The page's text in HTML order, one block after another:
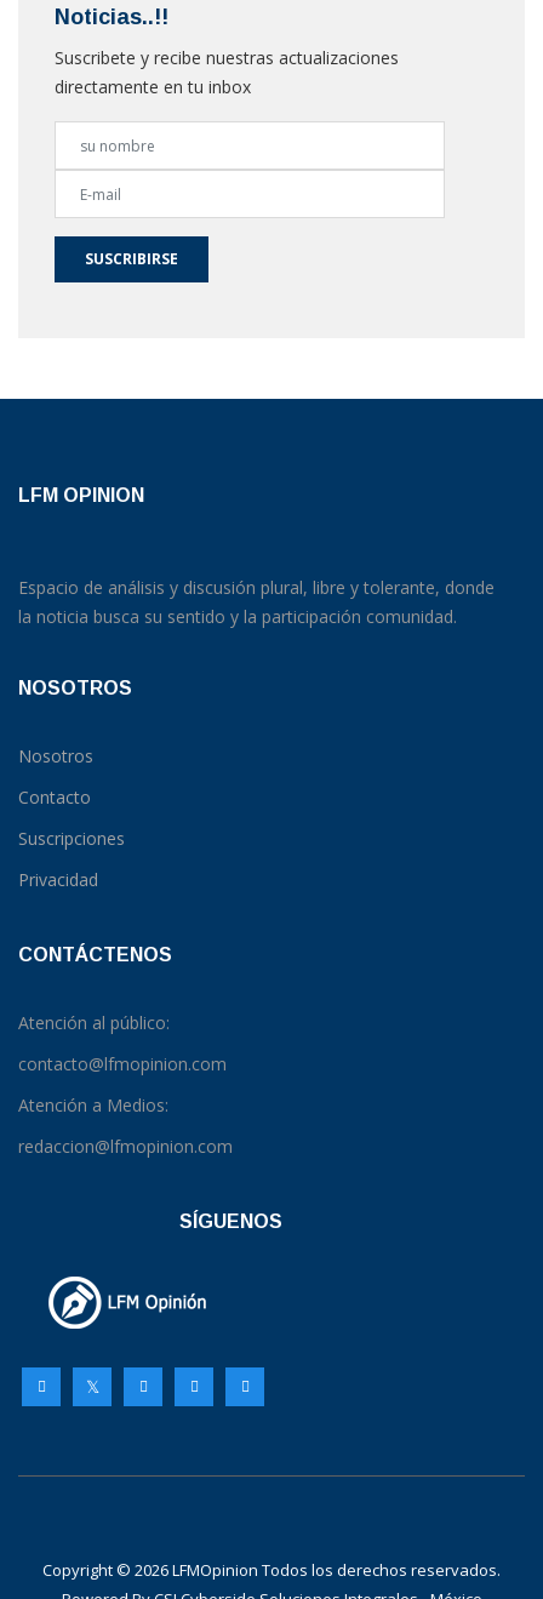
Noticias..!!
Suscribete y recibe nuestras actualizaciones
directamente en tu inbox
SUSCRIBIRSE
LFM OPINION
Espacio de análisis y discusión plural, libre y tolerante, donde
la noticia busca su sentido y la participación comunidad.
NOSOTROS
Nosotros
Contacto
Suscripciones
Privacidad
CONTÁCTENOS
Atención al público:
contacto@lfmopinion.com
Atención a Medios:
redaccion@lfmopinion.com
SÍGUENOS
Copyright © 2026 LFMOpinion Todos los derechos reservados.